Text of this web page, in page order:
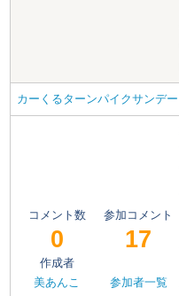
カーくるターンパイクサンデー
コメント数
0
作成者
美あんこ
参加コメント
17
参加者一覧